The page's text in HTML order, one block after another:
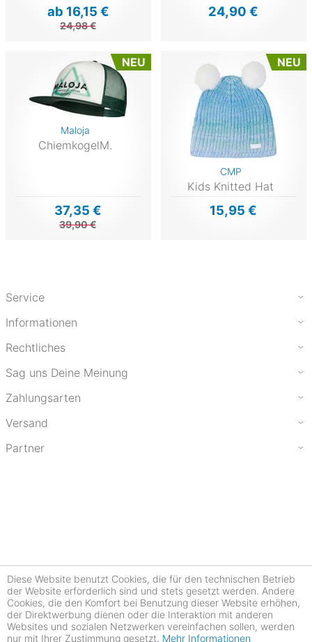
ab 16,15 €
24,98 €
24,90 €
NEU
Maloja
ChiemkogelM.
37,35 €
39,90 €
NEU
CMP
Kids Knitted Hat
15,95 €
Service
Informationen
Rechtliches
Sag uns Deine Meinung
Zahlungsarten
Versand
Partner
Diese Website benutzt Cookies, die für den technischen Betrieb
der Website erforderlich sind und stets gesetzt werden. Andere
Cookies, die den Komfort bei Benutzung dieser Website erhöhen,
der Direktwerbung dienen oder die Interaktion mit anderen
Websites und sozialen Netzwerken vereinfachen sollen, werden
nur mit Ihrer Zustimmung gesetzt. Mehr Informationen